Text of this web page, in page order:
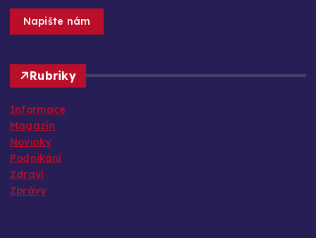
Napište nám
Rubriky
Informace
Magazín
Novinky
Podnikání
Zdraví
Zprávy